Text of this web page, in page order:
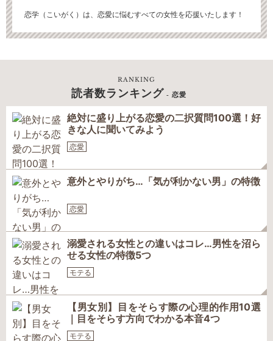
恋学（こいがく）は、恋愛に悩むすべての女性を応援いたします！
RANKING
読者数ランキング - 恋愛
絶対に盛り上がる恋愛の二択質問100選！好
きな人に聞いてみよう
恋愛
意外とやりがち…「気が利かない男」の特徴
恋愛
溺愛される女性との違いはコレ…男性を沼ら
せる女性の特徴5つ
モテる
【男女別】目をそらす際の心理的作用10選
｜目をそらす方向でわかる本音4つ
モテる